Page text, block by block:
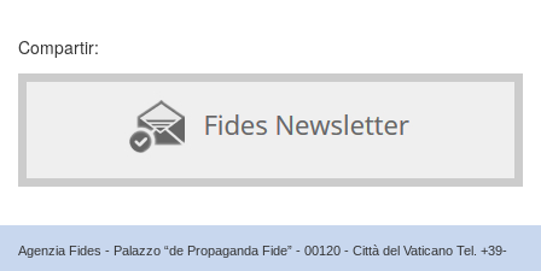
Compartir:
Agenzia Fides - Palazzo “de Propaganda Fide” - 00120 - Città del Vaticano Tel. +39-